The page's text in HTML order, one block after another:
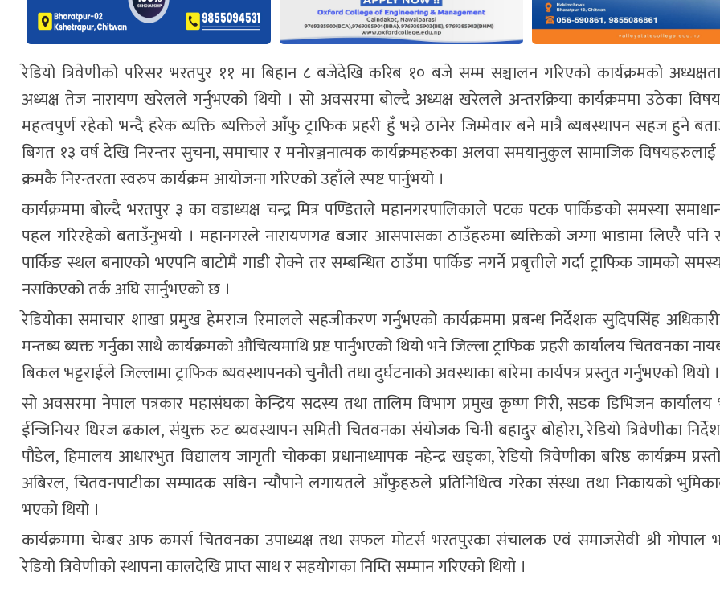
रेडियो त्रिवेणीको परिसर भरतपुर ११ मा बिहान ८ बजेदेखि करिब १० बजे सम्म सञ्चालन गरिएको कार्यक्रमको
अध्यक्ष तेज नारायण खरेलले गर्नुभएको थियो । सो अवसरमा बोल्दै अध्यक्ष खरेलले अन्तरक्रिया कार्यक्रममा उठेका
महत्वपुर्ण रहेको भन्दै हरेक ब्यक्ति ब्यक्तिले आँफु ट्राफिक प्रहरी हुँ भन्ने ठानेर जिम्मेवार बने मात्रै ब्यबस्थापन सहज हुने
बिगत १३ वर्ष देखि निरन्तर सुचना, समाचार र मनोरञ्जनात्मक कार्यक्रमहरुका अलवा समयानुकुल सामाजिक विषयहरुलाई
क्रमकै निरन्तरता स्वरुप कार्यक्रम आयोजना गरिएको उहाँले स्पष्ट पार्नुभयो ।
कार्यक्रममा बोल्दै भरतपुर ३ का वडाध्यक्ष चन्द्र मित्र पण्डितले महानगरपालिकाले पटक पटक पार्किङको समस्या
पहल गरिरहेको बताउँनुभयो । महानगरले नारायणगढ बजार आसपासका ठाउँहरुमा ब्यक्तिको जग्गा भाडामा लिएरै पनि
पार्किङ स्थल बनाएको भएपनि बाटोमै गाडी रोक्ने तर सम्बन्धित ठाउँमा पार्किङ नगर्ने प्रबृत्तीले गर्दा ट्राफिक जामको
नसकिएको तर्क अघि सार्नुभएको छ ।
रेडियोका समाचार शाखा प्रमुख हेमराज रिमालले सहजीकरण गर्नुभएको कार्यक्रममा प्रबन्ध निर्देशक सुदिपसिंह
मन्तब्य ब्यक्त गर्नुका साथै कार्यक्रमको औचित्यमाथि प्रष्ट पार्नुभएको थियो भने जिल्ला ट्राफिक प्रहरी कार्यालय चितवनका
बिकल भट्टराईले जिल्लामा ट्राफिक ब्यवस्थापनको चुनौती तथा दुर्घटनाको अवस्थाका बारेमा कार्यपत्र प्रस्तुत गर्नुभएको थियो ।
सो अवसरमा नेपाल पत्रकार महासंघका केन्द्रिय सदस्य तथा तालिम विभाग प्रमुख कृष्ण गिरी, सडक डिभिजन कार्यालय
ईन्जिनियर धिरज ढकाल, संयुक्त रुट ब्यवस्थापन समिती चितवनका संयोजक चिनी बहादुर बोहोरा, रेडियो त्रिवेणीका
पौडेल, हिमालय आधारभुत विद्यालय जागृती चोकका प्रधानाध्यापक नहेन्द्र खड्का, रेडियो त्रिवेणीका बरिष्ठ कार्यक्रम
अबिरल, चितवनपाटीका सम्पादक सबिन न्यौपाने लगायतले आँफुहरुले प्रतिनिधित्व गरेका संस्था तथा निकायको
भएको थियो ।
कार्यक्रममा चेम्बर अफ कमर्स चितवनका उपाध्यक्ष तथा सफल मोटर्स भरतपुरका संचालक एवं समाजसेवी श्री गोपाल
रेडियो त्रिवेणीको स्थापना कालदेखि प्राप्त साथ र सहयोगका निम्ति सम्मान गरिएको थियो ।